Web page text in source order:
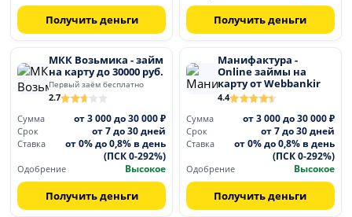
Получить деньги Получить деньги
МКК Возьмика - займ
на карту до 30000 руб.
Первый заём бесплатно
2.7
Сумма
от 3 000 до 30 000 ₽
Срок от 7 до 30 дней
Ставка
от 0% до 0,8% в день
(ПСК 0-292%)
Одобрение Высокое
Получить деньги
Манифактура -
Online займы на
карту от Webbankir
4.4
Сумма
от 3 000 до 30 000 ₽
Срок от 7 до 30 дней
Ставка
от 0% до 0,8% в день
(ПСК 0-292%)
Одобрение Высокое
Получить деньги